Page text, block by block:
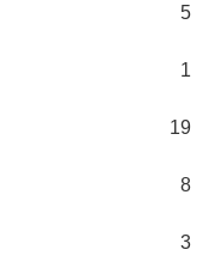
5
1
19
8
3